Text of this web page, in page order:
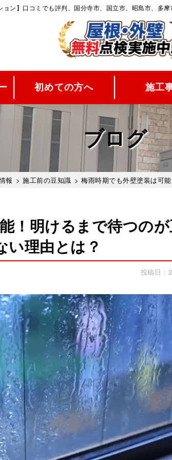
ン】口コミでも評判、国分寺市、国立市、昭島市、多
初めての方へ 施工
ブログ
報 > 施工前の豆知識 > 梅雨時期でも外壁塗装は可
！明けるまで待つの
い理由とは？
投稿日：